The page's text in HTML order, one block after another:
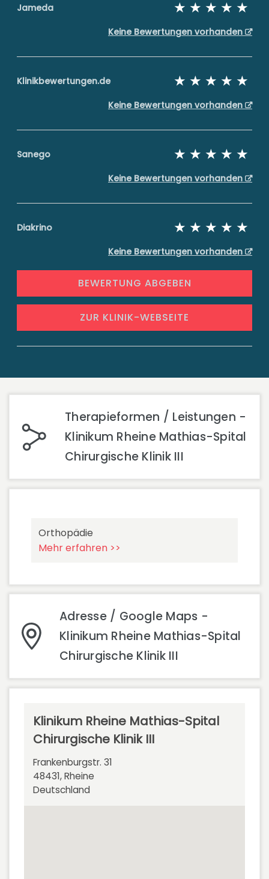
Jameda
Keine Bewertungen vorhanden
Klinikbewertungen.de
Keine Bewertungen vorhanden
Sanego
Keine Bewertungen vorhanden
Diakrino
Keine Bewertungen vorhanden
BEWERTUNG ABGEBEN
ZUR KLINIK-WEBSEITE
Therapieformen / Leistungen -
Klinikum Rheine Mathias-Spital
Chirurgische Klinik III
Orthopädie
Mehr erfahren >>
Adresse / Google Maps -
Klinikum Rheine Mathias-Spital
Chirurgische Klinik III
Klinikum Rheine Mathias-Spital
Chirurgische Klinik III
Frankenburgstr. 31
48431, Rheine
Deutschland